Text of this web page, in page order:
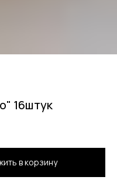
16штук
в корзину